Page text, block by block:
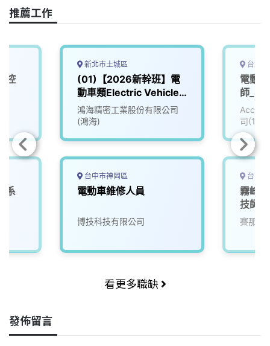
o
k
n
k
推薦工作
控
系
新北市土城區
(01)【2026新幹班】電
動車類Electric Vehicle
(EV)
鴻海精密工業股份有限公司
(鴻海)
台中市神岡區
電動車維修人員
博技科技有限公司
台北
電動
師_電
司
台中
霧峰
技師
賽那美
看更多職缺
發佈留言